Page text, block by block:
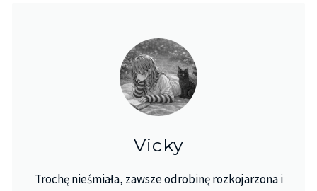
Vicky
Trochę nieśmiała, zawsze odrobinę rozkojarzona i